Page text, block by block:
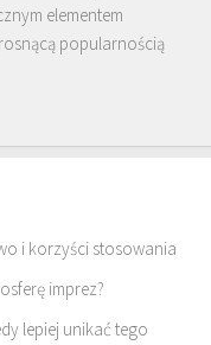
elementem
popularnością
i korzyści stosowania
imprez?
lepiej unikać tego